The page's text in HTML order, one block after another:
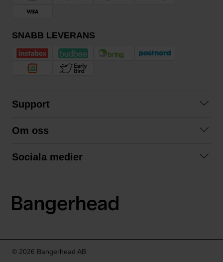
SNABB LEVERANS
Support
Köpvillkor
Om oss
Våra fraktalternativ
Sociala medier
LinkedIn
© 2026 Bangerhead AB